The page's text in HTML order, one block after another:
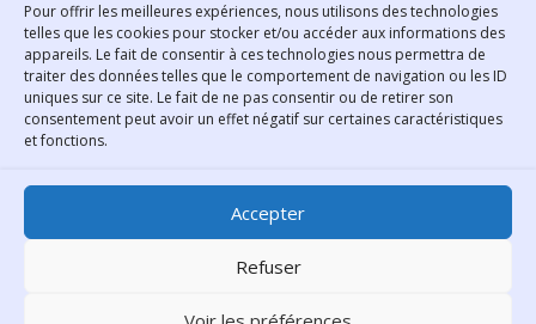
Pour offrir les meilleures expériences, nous utilisons des technologies
telles que les cookies pour stocker et/ou accéder aux informations des
appareils. Le fait de consentir à ces technologies nous permettra de
traiter des données telles que le comportement de navigation ou les ID
uniques sur ce site. Le fait de ne pas consentir ou de retirer son
consentement peut avoir un effet négatif sur certaines caractéristiques
et fonctions.
Accepter
Refuser
Bibliothèque municipale de
Lyon
30 Boulevard Vivier-Merle